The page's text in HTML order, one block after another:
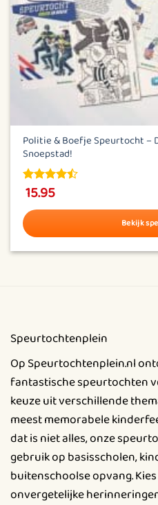
Politie & Boefje Speurtocht –
Snoepstad!
4.45out
of 5
15.95
Bekijk
optie
kan
gekozen
worden
op
de
productpagina
Speurtochtenplein
Op Speurtochtenplein.nl
fantastische speurtochten
keuze uit verschillende
meest memorabele
dat is niet alles, onze
gebruik op basisscholen,
buitenschoolse opvang.
onvergetelijke